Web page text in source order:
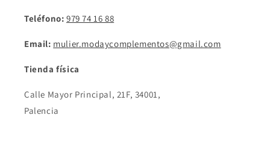
Teléfono: 979 74 16 88
Email: mulier.modaycomplementos@gmail.com
Tienda física
Calle Mayor Principal, 21F, 34001,
Palencia